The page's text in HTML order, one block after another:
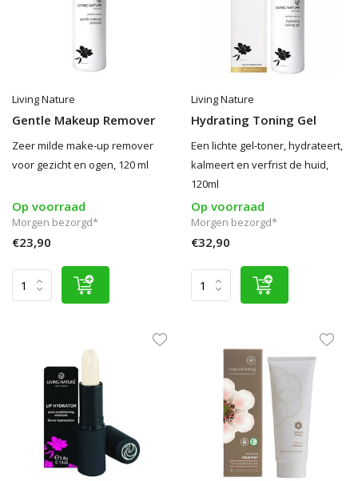
Living Nature
Gentle Makeup Remover
Zeer milde make-up remover
voor gezicht en ogen, 120 ml
Op voorraad
Morgen bezorgd*
€23,90
Living Nature
Hydrating Toning Gel
Een lichte gel-toner, hydrateert,
kalmeert en verfrist de huid,
120ml
Op voorraad
Morgen bezorgd*
€32,90